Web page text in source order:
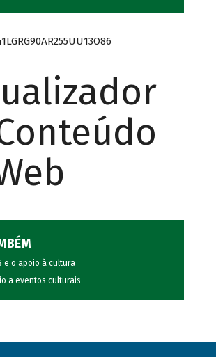
e o apoio à cultura
a eventos culturais